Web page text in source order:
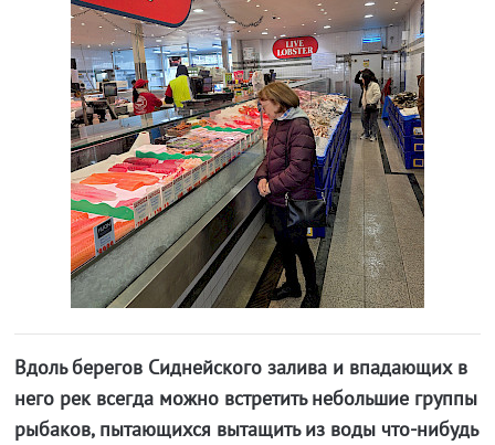
Вдоль берегов Сиднейского залива и впадающих в
него рек всегда можно встретить небольшие группы
рыбаков, пытающихся вытащить из воды что-нибудь